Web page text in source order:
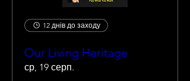
12 днів до заходу
Our Living Heritage
ср, 19 серп.